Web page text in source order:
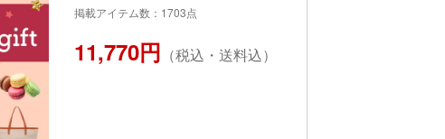
掲載アイテム数：1703点
11,770円 （税込・送料込）